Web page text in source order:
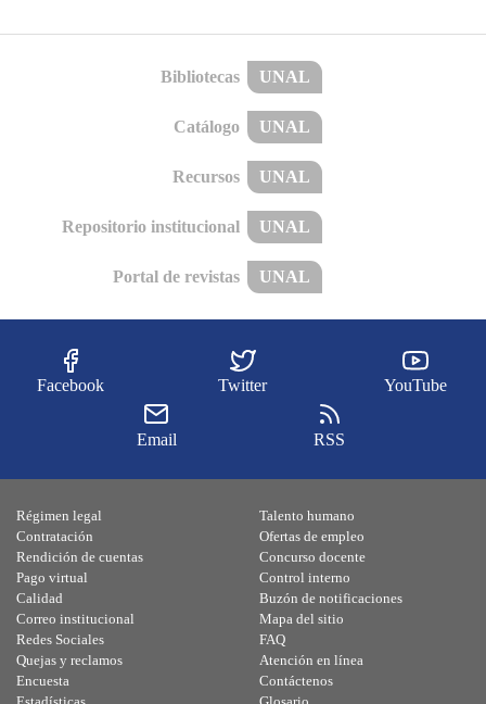
Bibliotecas UNAL
Catálogo UNAL
Recursos UNAL
Repositorio institucional UNAL
Portal de revistas UNAL
Facebook Twitter YouTube
Email RSS
Régimen legal
Contratación
Rendición de cuentas
Pago virtual
Calidad
Talento humano
Ofertas de empleo
Concurso docente
Control interno
Buzón de notificaciones
Correo institucional
Redes Sociales
Quejas y reclamos
Encuesta
Mapa del sitio
FAQ
Atención en línea
Contáctenos